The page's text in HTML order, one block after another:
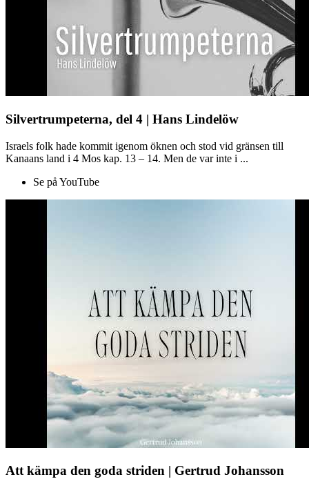
Silvertrumpeterna, del 4 | Hans Lindelöw
Israels folk hade kommit igenom öknen och stod vid gränsen till
Kanaans land i 4 Mos kap. 13 – 14. Men de var inte i ...
Se på YouTube
Att kämpa den goda striden | Gertrud Johansson